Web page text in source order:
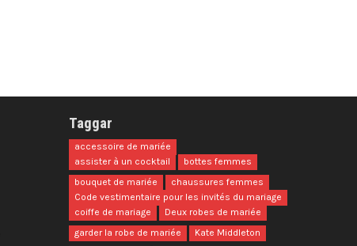
Taggar
accessoire de mariée
assister à un cocktail
bottes femmes
bouquet de mariée
chaussures femmes
Code vestimentaire pour les invités du mariage
coiffe de mariage
Deux robes de mariée
garder la robe de mariée
Kate Middleton